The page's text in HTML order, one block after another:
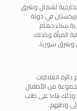
لشمال وشرق
في دولة
سناء دهام
المرأة وكذلك
وشرق سوريا.
العلاقات
مجموعة من الأطفال
عددهم 148، 60 أمرأه و88 طفلا وذلك بناءا على طلب
وطنهم.